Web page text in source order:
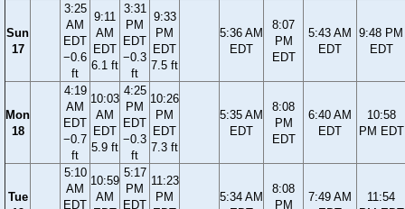
Sun
17
3:25
AM
EDT
−0.6
ft
9:11
AM
EDT
6.1 ft
3:31
PM
EDT
−0.3
ft
9:33
PM
EDT
7.5 ft
5:36 AM
EDT
8:07
PM
EDT
5:43 AM
EDT
9:48 PM
EDT
Mon
18
4:19
AM
EDT
−0.7
ft
10:03
AM
EDT
5.9 ft
4:25
PM
EDT
−0.3
ft
10:26
PM
EDT
7.3 ft
5:35 AM
EDT
8:08
PM
EDT
6:40 AM
EDT
10:58
PM EDT
Tue
5:10
AM
EDT
10:59
AM
5:17
PM
EDT
11:23
PM
5:34 AM
8:08
PM
7:49 AM
11:54